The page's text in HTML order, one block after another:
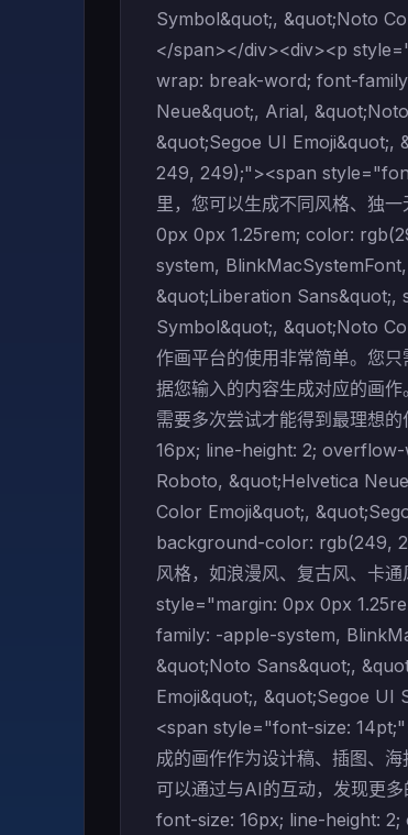
Symbol&quot;, &quot;Noto
</span></div><div><p
wrap: break-word; font-
Neue&quot;, Arial,
&quot;Segoe UI
249, 249);"><span
里，您可以生成不同风格、独
0px 0px 1.25rem; color:
system,
&quot;Liberation Sans&quot;,
Symbol&quot;, &quot;Noto
作画平台的使用非常简单。您
据您输入的内容生成对应的画
需要多次尝试才能得到最理
16px; line-height: 2;
Roboto, &quot;Helvetica
Color Emoji&quot;,
background-color: rgb(249,
风格，如浪漫风、复古风、卡
style="margin: 0px 0px
family: -apple-system,
&quot;Noto Sans&quot;,
Emoji&quot;, &quot;Segoe
<span style="font-size:
成的画作作为设计稿、插图、
可以通过与AI的互动，发现更
font-size: 16px; line-height: